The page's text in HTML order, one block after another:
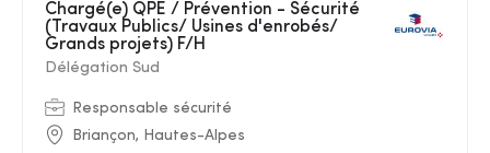
Chargé(e) QPE / Prévention - Sécurité
(Travaux Publics/ Usines d'enrobés/
Grands projets) F/H
Délégation Sud
Responsable sécurité
Briançon, Hautes-Alpes